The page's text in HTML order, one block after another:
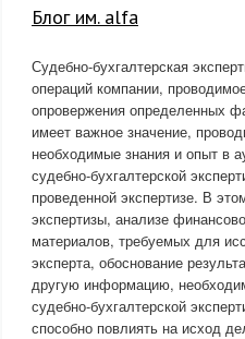
Блог им. alfa
Судебно-бухгалтерская
операций компании,
опровержения определенных
имеет важное значение,
необходимые знания и опыт в
судебно-бухгалтерской
проведенной экспертизе. В
экспертизы, анализе
материалов, требуемых для
эксперта, обоснование
другую информацию,
судебно-бухгалтерской
способно повлиять на исход